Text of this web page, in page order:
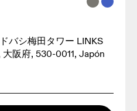
バシ梅田タワー LINKS
阪府, 530-0011, Japón